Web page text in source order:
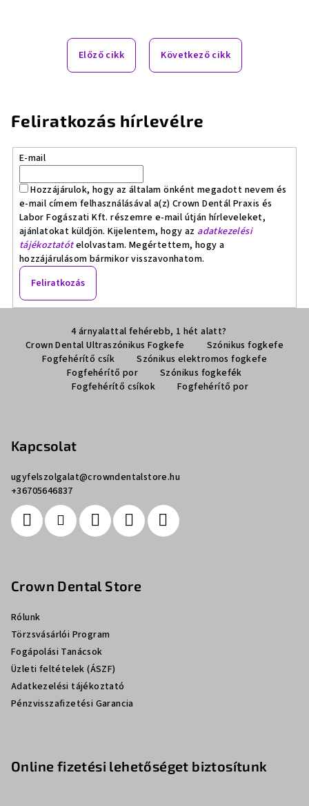
Előző cikk Következő cikk
Feliratkozás hírlevélre
E-mail
Hozzájárulok, hogy az általam önként megadott nevem és
e-mail címem felhasználásával a(z) Crown Dentál Praxis és
Labor Fogászati Kft. részemre e-mail útján hírleveleket,
ajánlatokat küldjön. Kijelentem, hogy az adatkezelési
tájékoztatótelolvastam. Megértettem, hogy a
hozzájárulásom bármikor visszavonhatom.
Feliratkozás
4 árnyalattal fehérebb, 1 hét alatt?
Crown Dental Ultraszónikus Fogkefe
Szónikus fogkefe
Fogfehérítő csík
Szónikus elektromos fogkefe
Fogfehérítő por
Szónikus fogkefék
Fogfehérítő csíkok
Fogfehérítő por
Kapcsolat
ugyfelszolgalat@crowndentalstore.hu
+36705646837
Crown Dental Store
Rólunk
Törzsvásárlói Program
Fogápolási Tanácsok
Üzleti feltételek (ÁSZF)
Adatkezelési tájékoztató
Pénzvisszafizetési Garancia
Online fizetési lehetőséget biztosítunk